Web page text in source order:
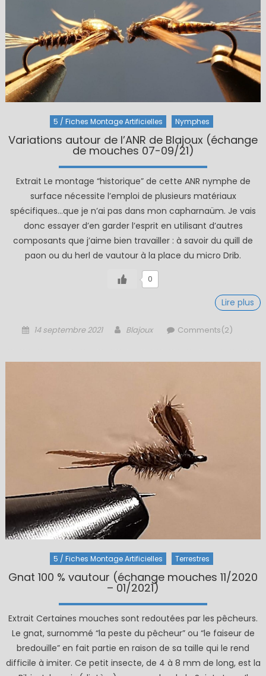
5 / Fiches Montage Artificielles Nymphes
Variations autour de l’ANR de Blajoux (échange
de mouches 07-09/21)
Extrait Le montage “historique” de cette ANR nymphe de
surface nécessite l’emploi de plusieurs matériaux
spécifiques…que je n’ai pas dans mon capharnaüm. Je vais
donc essayer d’en garder l’esprit en utilisant d’autres
composants que j’aime bien travailler : à savoir du quill de
paon ou du herl de vautour à la place du micro Drib.
0
Lire plus
Posted
14 septembre 2021 Author
Blajoux Comments(2)
5 / Fiches Montage Artificielles Terrestres
Gnat 100 % vautour (échange mouches 11/2020
– 01/2021)
Extrait Certaines mouches sont redoutées par les pêcheurs.
Le gnat, surnommé “la peste du pêcheur” ou “le faiseur de
bredouille” en fait partie en raison de sa taille qui le rend
difficile à imiter. Ce petit insecte, de 4 à 8 mm de long, est la